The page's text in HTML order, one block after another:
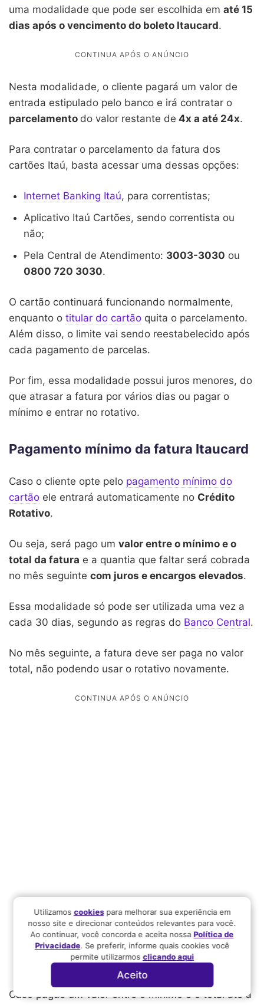
uma modalidade que pode ser escolhida em até 15
dias após o vencimento do boleto Itaucard.
Nesta modalidade, o cliente pagará um valor de
entrada estipulado pelo banco e irá contratar o
parcelamento do valor restante de 4x a até 24x.
Para contratar o parcelamento da fatura dos
cartões Itaú, basta acessar uma dessas opções:
Internet Banking Itaú, para correntistas;
Aplicativo Itaú Cartões, sendo correntista ou
não;
Pela Central de Atendimento: 3003-3030 ou
0800 720 3030.
O cartão continuará funcionando normalmente,
enquanto o titular do cartão quita o parcelamento.
Além disso, o limite vai sendo reestabelecido após
cada pagamento de parcelas.
Por fim, essa modalidade possui juros menores, do
que atrasar a fatura por vários dias ou pagar o
mínimo e entrar no rotativo.
Pagamento mínimo da fatura Itaucard
Caso o cliente opte pelo pagamento mínimo do
cartão ele entrará automaticamente no Crédito
Rotativo.
Ou seja, será pago um valor entre o mínimo e o
total da fatura e a quantia que faltar será cobrada
no mês seguinte com juros e encargos elevados.
Essa modalidade só pode ser utilizada uma vez a
cada 30 dias, segundo as regras do Banco Central.
No mês seguinte, a fatura deve ser paga no valor
total, não podendo usar o rotativo novamente.
Caso pague um valor entre o mínimo e o total até a
Utilizamos cookiespara melhorar sua experiência em
nosso site e direcionar conteúdos relevantes para você.
Ao continuar, você concorda e aceita nossaPolítica de
Privacidade. Se preferir, informe quais cookies você
permite utilizarmos clicando aqui
Aceito